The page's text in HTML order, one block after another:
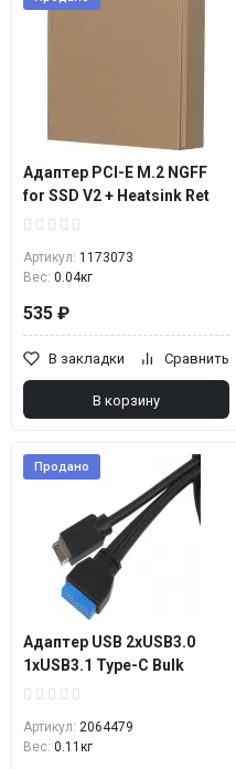
Адаптер PCI-E M.2 NGFF
for SSD V2 + Heatsink Ret
Артикул: 1173073
Вес: 0.04кг
535 ₽
В закладки Сравнить
В корзину
Продано
Адаптер USB 2xUSB3.0
1xUSB3.1 Type-C Bulk
Артикул: 2064479
Вес: 0.11кг